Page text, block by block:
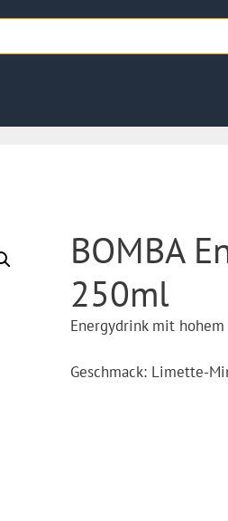
BOMBA
250ml
Energydrink mit
Geschmack: Limette-